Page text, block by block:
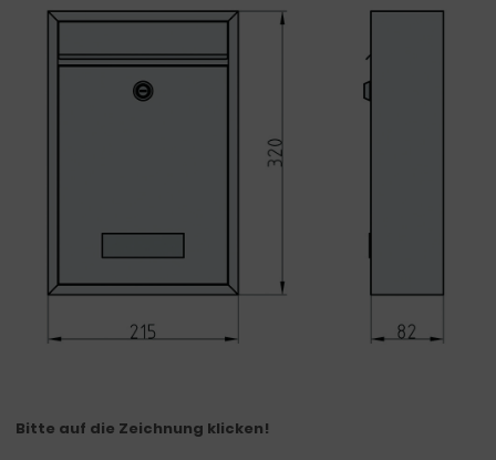
Bitte auf die Zeichnung klicken!